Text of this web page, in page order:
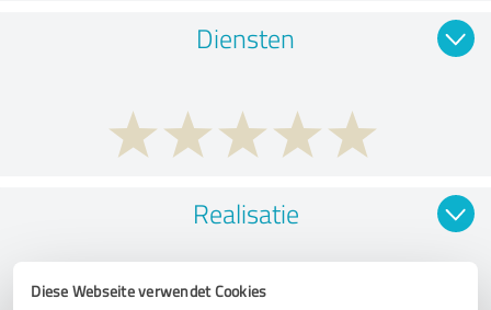
Diese Webseite verwendet Cookies
Diensten
Realisatie